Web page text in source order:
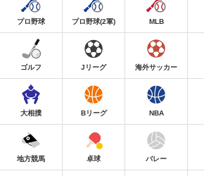
プロ野球 プロ野球(2軍) MLB
ゴルフ Jリーグ 海外サッカー
大相撲 Bリーグ NBA
地方競馬 卓球 バレー